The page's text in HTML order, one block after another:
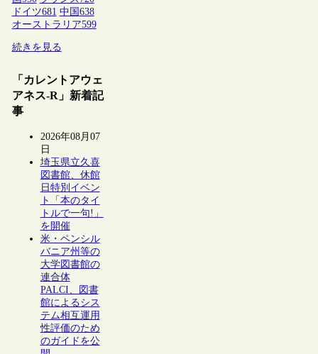
ドイツ681 中国 638
オーストラリア599
続きを見る
「カレントアウェ
アネス-R」新着記
事
2026年08月07
日
埼玉県立久喜
図書館、休館
日特別イベン
ト「本のタイ
トルで一句!」
を開催
米・ペンシル
バニア州等の
大学図書館の
連合体
PALCI、図書
館によるシス
テム相互運用
性評価のため
のガイドを公